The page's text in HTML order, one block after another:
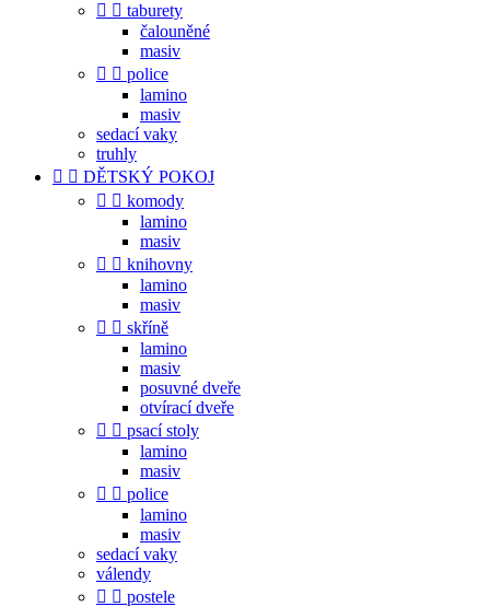
  taburety
čalouněné
masiv
  police
lamino
masiv
sedací vaky
truhly
  DĚTSKÝ POKOJ
  komody
lamino
masiv
  knihovny
lamino
masiv
  skříně
lamino
masiv
posuvné dveře
otvírací dveře
  psací stoly
lamino
masiv
  police
lamino
masiv
sedací vaky
válendy
  postele